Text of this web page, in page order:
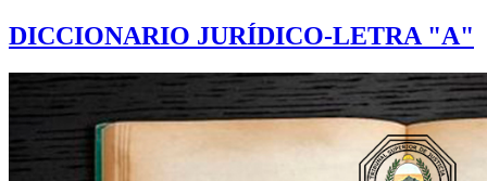
DICCIONARIO JURÍDICO-LETRA "A"